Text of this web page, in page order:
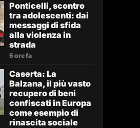
Ponticelli, scontro
tra adolescenti: dai
messaggi di sfida
alla violenza in
strada
5 ore fa
Caserta: La
Balzana, il più vasto
recupero di beni
confiscati in Europa
come esempio di
rinascita sociale